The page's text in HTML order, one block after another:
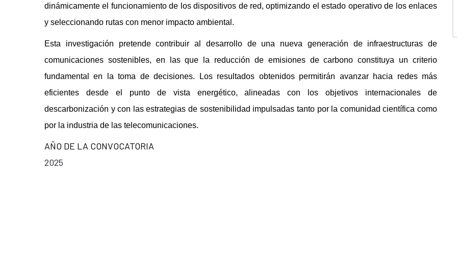
dinámicamente el funcionamiento de los dispositivos de red, optimizando el estado operativo de los enlaces
y seleccionando rutas con menor impacto ambiental.
Esta investigación pretende contribuir al desarrollo de una nueva generación de infraestructuras de
comunicaciones sostenibles, en las que la reducción de emisiones de carbono constituya un criterio
fundamental en la toma de decisiones. Los resultados obtenidos permitirán avanzar hacia redes más
eficientes desde el punto de vista energético, alineadas con los objetivos internacionales de
descarbonización y con las estrategias de sostenibilidad impulsadas tanto por la comunidad científica como
por la industria de las telecomunicaciones.
AÑO DE LA CONVOCATORIA
2025